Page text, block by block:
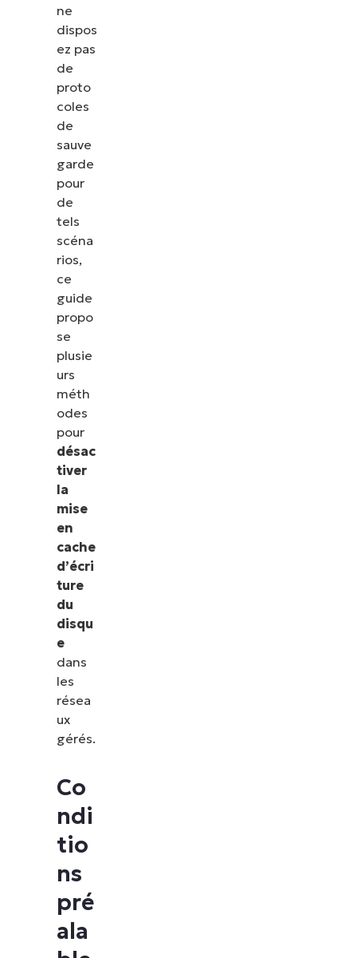
ne
dispos
ez pas
de
proto
coles
de
sauve
garde
pour
de
tels
scéna
rios,
ce
guide
propo
se
plusie
urs
méth
odes
pour
désac
tiver
la
mise
en
cache
d’écri
ture
du
disqu
e
dans
les
résea
ux
gérés.
Co
ndi
tio
ns
pré
ala